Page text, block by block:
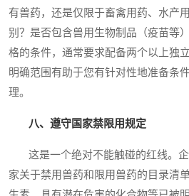
有兽药，还是仅限于畜禽用药、水产
别？是否包含兽用生物制品（疫苗等
格的条件，通常要求配备两个以上独
明确范围有助于您有针对性地准备条
理。
八、遵守国家禁限用规定
这是一个绝对不能触碰的红线。企
家关于禁用兽药和限用兽药的目录清